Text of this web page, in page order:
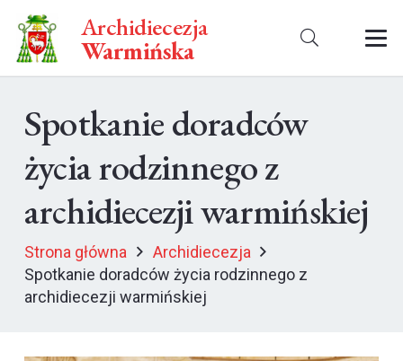
Archidiecezja
Warmińska
Spotkanie doradców
życia rodzinnego z
archidiecezji warmińskiej
Strona główna
Archidiecezja
Spotkanie doradców życia rodzinnego z
archidiecezji warmińskiej